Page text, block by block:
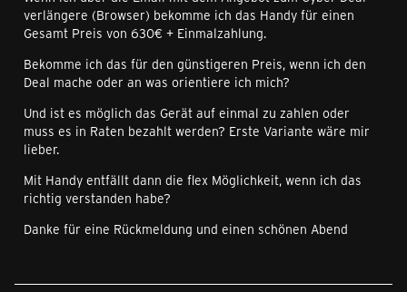
verlängere (Browser) bekomme ich das Handy für einen
Gesamt Preis von 630€ + Einmalzahlung.
Bekomme ich das für den günstigeren Preis, wenn ich den
Deal mache oder an was orientiere ich mich?
Und ist es möglich das Gerät auf einmal zu zahlen oder
muss es in Raten bezahlt werden? Erste Variante wäre mir
lieber.
Mit Handy entfällt dann die flex Möglichkeit, wenn ich das
richtig verstanden habe?
Danke für eine Rückmeldung und einen schönen Abend